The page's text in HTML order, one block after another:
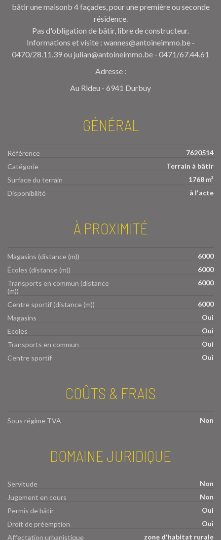
bâtir une maisonb 4 façades, pour une première ou seconde
résidence.
Pas d'obligation de bâtir, libre de constructeur.
Informations et visite : wannes@antoineimmo.be -
0470/28.11.39 ou julian@antoineimmo.be - 0471/67.44.61
Adresse :
Au Rideu - 6941 Durbuy
GÉNÉRAL
Référence
7620514
Catégorie
Terrain à bâtir
Surface du terrain
1768 m²
Disponibilité
à l'acte
À PROXIMITÉ
Magasins (distance (m))
6000
Écoles (distance (m))
6000
Transports en commun (distance
(m))
6000
Centre sportif (distance (m))
6000
Magasins
Oui
Ecoles
Oui
Transports en commun
Oui
Centre sportif
Oui
COÛTS & FRAIS
Sous régime TVA Non
DOMAINE JURIDIQUE
Servitude
Non
Jugement en cours
Non
Permis de bâtir
Oui
Droit de préemption
Oui
Affectation urbanistique
zone d'habitat rurale